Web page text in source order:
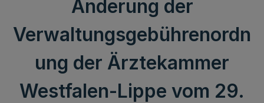
Änderung der
Verwaltungsgebührenordn
ung der Ärztekammer
Westfalen-Lippe vom 29.